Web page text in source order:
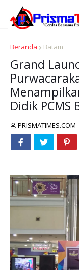
Beranda Batam
Grand
Didik PCMS
PRISMATIMES.COM